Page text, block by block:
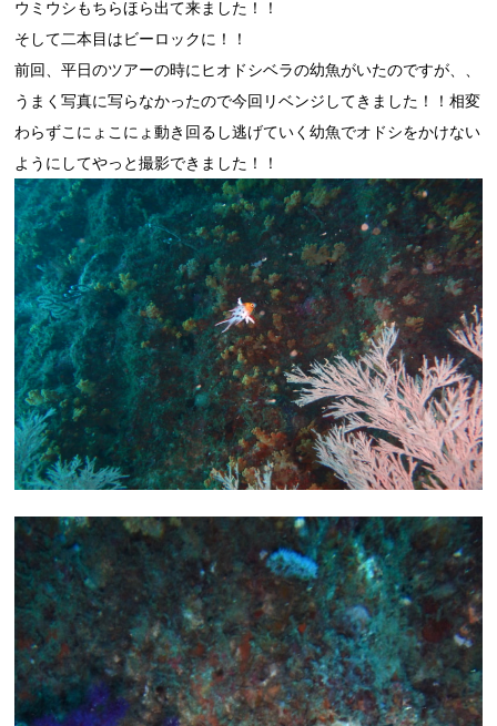
ウミウシもちらほら出て来ました！！
そして二本目はビーロックに！！
前回、平日のツアーの時にヒオドシベラの幼魚がいたのですが、、
うまく写真に写らなかったので今回リベンジしてきました！！相変
わらずこにょこにょ動き回るし逃げていく幼魚でオドシをかけない
ようにしてやっと撮影できました！！